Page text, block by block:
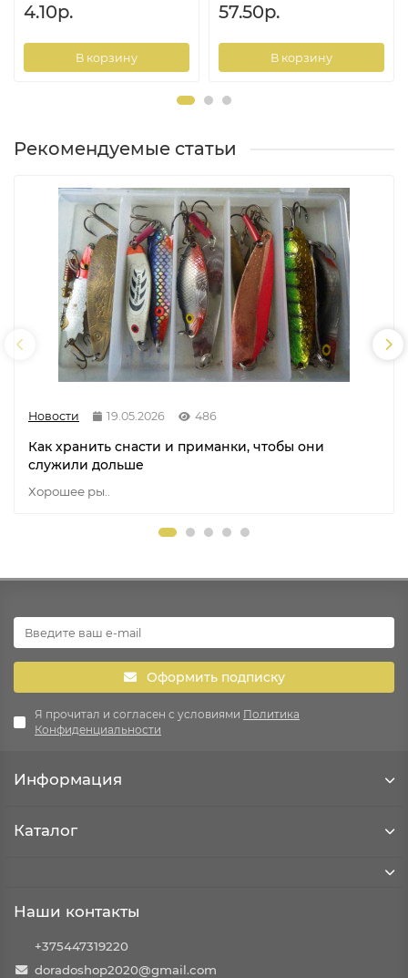
4.10р.
В корзину
57.50р.
В корзину
Рекомендуемые статьи
Новости 19.05.2026 486
Как хранить снасти и приманки, чтобы они
служили дольше
Хорошее ры..
Оформить подписку
Я прочитал и согласен с условиями Политика
Конфиденциальности
Информация
Каталог
Наши контакты
+375447319220
doradoshop2020@gmail.com